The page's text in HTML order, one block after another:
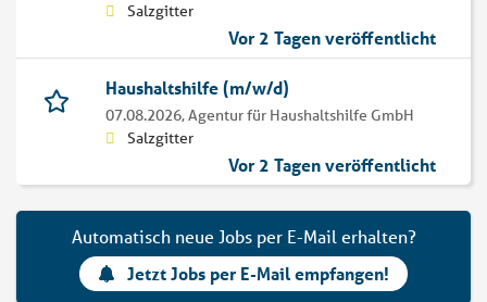
Salzgitter
Vor 2 Tagen veröffentlicht
Haushaltshilfe (m/w/d)
07.08.2026,Agentur für Haushaltshilfe GmbH
Salzgitter
Vor 2 Tagen veröffentlicht
Automatisch neue Jobs per E-Mail erhalten?
Jetzt Jobs per E-Mail empfangen!